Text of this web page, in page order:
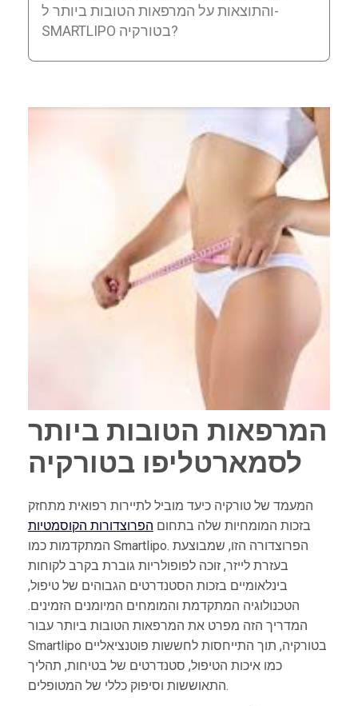
והתוצאות על המרפאות הטובות ביותר ל-
SMARTLIPO בטורקיה?
המרפאות הטובות ביותר
לסמארטליפו בטורקיה
המעמד של טורקיה כיעד מוביל לתיירות רפואית מתחזק
בזכות המומחיות שלה בתחום הפרוצדורות הקוסמטיות
המתקדמות כמו Smartlipo. הפרוצדורה הזו, שמבוצעת
בעזרת לייזר, זוכה לפופולריות גוברת בקרב לקוחות
בינלאומיים בזכות הסטנדרטים הגבוהים של טיפול,
הטכנולוגיה המתקדמת והמומחים המיומנים הזמינים.
המדריך הזה מפרט את המרפאות הטובות ביותר עבור
Smartlipo בטורקיה, תוך התייחסות לחששות פוטנציאליים
כמו איכות הטיפול, סטנדרטים של בטיחות, תהליך
התאוששות וסיפוק כללי של המטופלים.